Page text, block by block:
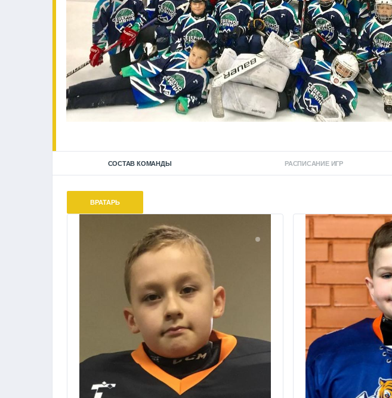
СОСТАВ КОМАНДЫ РАСПИСАНИЕ ИГР
ВРАТАРЬ